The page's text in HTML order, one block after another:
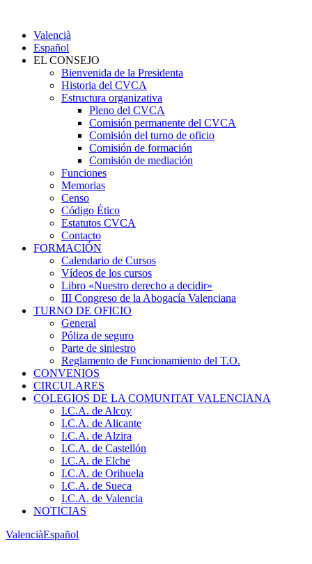
Valencià
Español
EL CONSEJO
Bienvenida de la Presidenta
Historia del CVCA
Estructura organizativa
Pleno del CVCA
Comisión permanente del CVCA
Comisión del turno de oficio
Comisión de formación
Comisión de mediación
Funciones
Memorias
Censo
Código Ético
Estatutos CVCA
Contacto
FORMACIÓN
Calendario de Cursos
Vídeos de los cursos
Libro «Nuestro derecho a decidir»
III Congreso de la Abogacía Valenciana
TURNO DE OFICIO
General
Póliza de seguro
Parte de siniestro
Reglamento de Funcionamiento del T.O.
CONVENIOS
CIRCULARES
COLEGIOS DE LA COMUNITAT VALENCIANA
I.C.A. de Alcoy
I.C.A. de Alicante
I.C.A. de Alzira
I.C.A. de Castellón
I.C.A. de Elche
I.C.A. de Orihuela
I.C.A. de Sueca
I.C.A. de Valencia
NOTICIAS
ValenciàEspañol